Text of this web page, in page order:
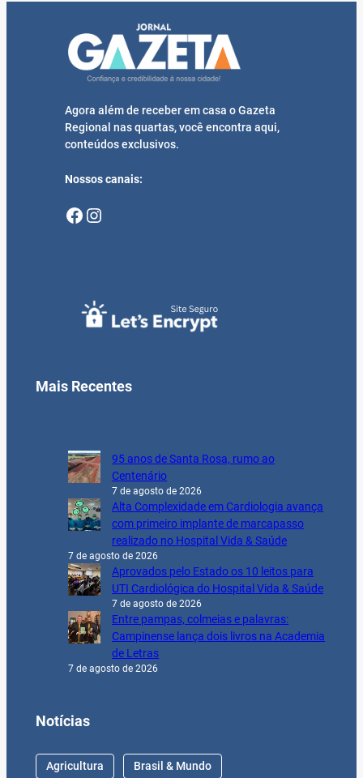
Agora além de receber em casa o Gazeta
Regional nas quartas, você encontra aqui,
conteúdos exclusivos.
Nossos canais:
Facebook Instagram
Mais Recentes
95 anos de Santa Rosa, rumo ao
Centenário
7 de agosto de 2026
Alta Complexidade em Cardiologia avança
com primeiro implante de marcapasso
realizado no Hospital Vida & Saúde
7 de agosto de 2026
Aprovados pelo Estado os 10 leitos para
UTI Cardiológica do Hospital Vida & Saúde
7 de agosto de 2026
Entre pampas, colmeias e palavras:
Campinense lança dois livros na Academia
de Letras
7 de agosto de 2026
Notícias
Agricultura Brasil & Mundo